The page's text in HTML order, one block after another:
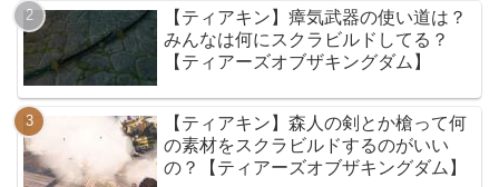
【ティアキン】瘴気武器の使い道は？
みんなは何にスクラビルドしてる？
【ティアーズオブザキングダム】
【ティアキン】森人の剣とか槍って何
の素材をスクラビルドするのがいい
の？【ティアーズオブザキングダム】